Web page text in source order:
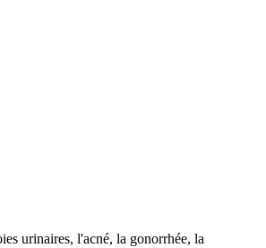
urinaires, l'acné, la gonorrhée, la